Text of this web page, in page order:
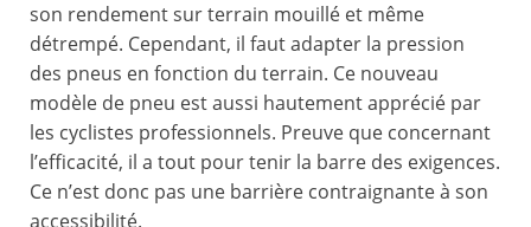
son rendement sur terrain mouillé et même
détrempé. Cependant, il faut adapter la pression
des pneus en fonction du terrain. Ce nouveau
modèle de pneu est aussi hautement apprécié par
les cyclistes professionnels. Preuve que concernant
l’efficacité, il a tout pour tenir la barre des exigences.
Ce n’est donc pas une barrière contraignante à son
accessibilité.